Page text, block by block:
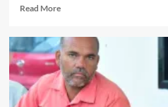
के
दर्शन
के
लिए
रवाना
Read MoreRead
रजत
पदक
विजेता
ज्ञानेश्वरी
यादव